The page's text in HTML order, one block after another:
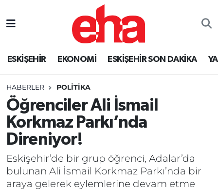
ESKİŞEHİR EKONOMİ ESKİŞEHİR SON DAKİKA
HABERLER POLİTİKA
Öğrenciler Ali İsmail
Korkmaz Parkı’nda
Direniyor!
Eskişehir’de bir grup öğrenci, Adalar’da
bulunan Ali İsmail Korkmaz Parkı’nda bir
araya gelerek eylemlerine devam etme